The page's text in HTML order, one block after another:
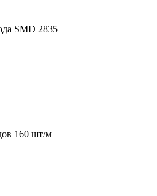
SMD 2835
160 шт/м